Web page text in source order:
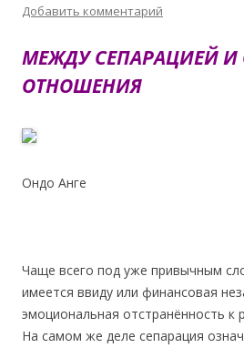
Добавить комментарий
МЕЖДУ СЕПАРАЦИЕЙ
ОТНОШЕНИЯ
Ондо Анге
Чаще всего под уже привычным
имеется ввиду или финансовая
эмоциональная отстранённость к
На самом же деле сепарация